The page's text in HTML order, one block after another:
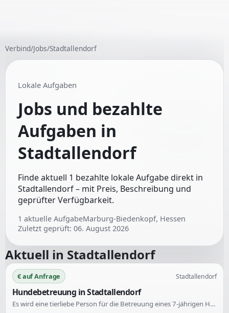
Verbind/Jobs/Stadtallendorf
Lokale Aufgaben
Jobs und bezahlte
Aufgaben in
Stadtallendorf
Finde aktuell 1 bezahlte lokale Aufgabe direkt in
Stadtallendorf – mit Preis, Beschreibung und
geprüfter Verfügbarkeit.
1 aktuelle AufgabeMarburg-Biedenkopf, Hessen
Zuletzt geprüft: 06. August 2026
Aktuell in Stadtallendorf
€ auf Anfrage Stadtallendorf
Hundebetreuung in Stadtallendorf
Es wird eine tierliebe Person für die Betreuung eines 7-jährigen Hundes gesucht. Der Hund benötigt sowohl Tagesbetreuung als auch potenzielle Urlaubsbetreuung. Ein vorheriges Kennenlernen ist erwünscht.